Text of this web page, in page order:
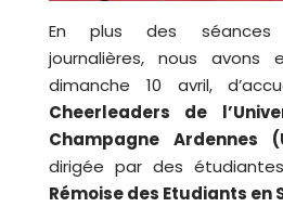
En plus des séances
journalières, nous
dimanche 10 avril,
Cheerleaders de
Champagne Ardennes
dirigée par des
Rémoise des Etudiants en